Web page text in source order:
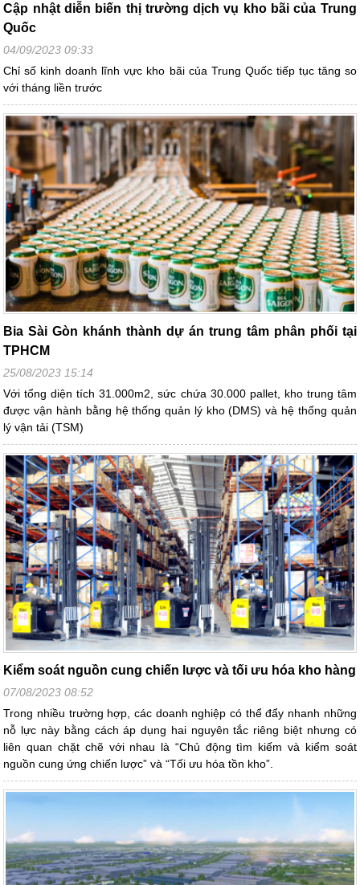
Cập nhật diễn biến thị trường dịch vụ kho bãi của Trung
Quốc
04/09/2023 09:33
Chỉ số kinh doanh lĩnh vực kho bãi của Trung Quốc tiếp tục tăng so
với tháng liền trước
Bia Sài Gòn khánh thành dự án trung tâm phân phối tại
TPHCM
25/08/2023 15:14
Với tổng diện tích 31.000m2, sức chứa 30.000 pallet, kho trung tâm
được vận hành bằng hệ thống quản lý kho (DMS) và hệ thống quản
lý vận tải (TSM)
Kiểm soát nguồn cung chiến lược và tối ưu hóa kho hàng
07/08/2023 08:52
Trong nhiều trường hợp, các doanh nghiệp có thể đẩy nhanh những
nỗ lực này bằng cách áp dụng hai nguyên tắc riêng biệt nhưng có
liên quan chặt chẽ với nhau là “Chủ động tìm kiếm và kiểm soát
nguồn cung ứng chiến lược” và “Tối ưu hóa tồn kho”.